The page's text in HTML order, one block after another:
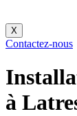
X
Contactez-nous
à